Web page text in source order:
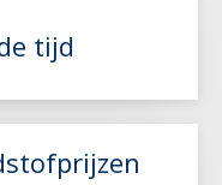
tijd